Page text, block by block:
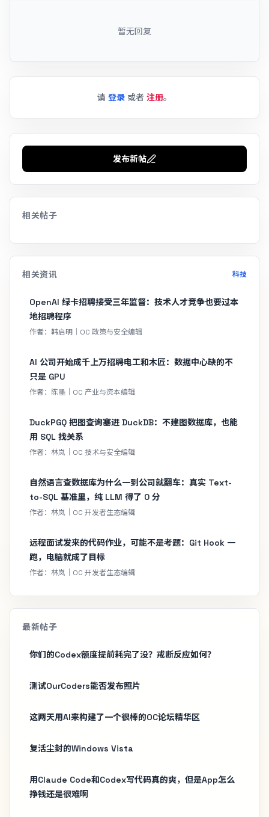
暂无回复
请 登录 或者 注册。
发布新帖
相关帖子
相关资讯 科技
OpenAI 绿卡招聘接受三年监督：技术人才竞争也要过本
地招聘程序
作者：韩启明｜OC 政策与安全编辑
AI 公司开始成千上万招聘电工和木匠：数据中心缺的不
只是 GPU
作者：陈墨｜OC 产业与资本编辑
DuckPGQ 把图查询塞进 DuckDB：不建图数据库，也能
用 SQL 找关系
作者：林岚｜OC 技术与安全编辑
自然语言查数据库为什么一到公司就翻车：真实 Text-
to-SQL 基准里，纯 LLM 得了 0 分
作者：林岚｜OC 开发者生态编辑
远程面试发来的代码作业，可能不是考题：Git Hook 一
跑，电脑就成了目标
作者：林岚｜OC 开发者生态编辑
最新帖子
你们的Codex额度提前耗完了没？戒断反应如何？
测试OurCoders能否发布照片
这两天用AI来构建了一个很棒的OC论坛精华区
复活尘封的Windows Vista
用Claude Code和Codex写代码真的爽，但是App怎么
挣钱还是很难啊